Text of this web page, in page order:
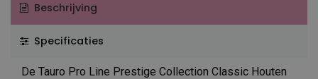
Beschrijving
Specificaties
De Tauro Pro Line Prestige Collection Classic Houten